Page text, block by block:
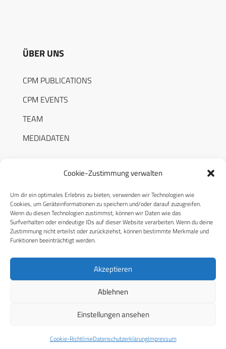
Cookie-Zustimmung verwalten
Um dir ein optimales Erlebnis zu bieten, verwenden wir Technologien wie
Cookies, um Geräteinformationen zu speichern und/oder darauf zuzugreifen.
Wenn du diesen Technologien zustimmst, können wir Daten wie das
Surfverhalten oder eindeutige IDs auf dieser Website verarbeiten. Wenn du deine
Zustimmung nicht erteilst oder zurückziehst, können bestimmte Merkmale und
Funktionen beeinträchtigt werden.
Akzeptieren
Ablehnen
Einstellungen ansehen
Cookie-RichtlinieDatenschutzerklärungImpressum
ÜBER UNS
CPM PUBLICATIONS
CPM EVENTS
TEAM
MEDIADATEN
RECHTLICHES
Datenschutzerklärung
Cookie-Richtlinie (EU)
© 2026 CPM GmbH – Alle Rechte vorbehalten